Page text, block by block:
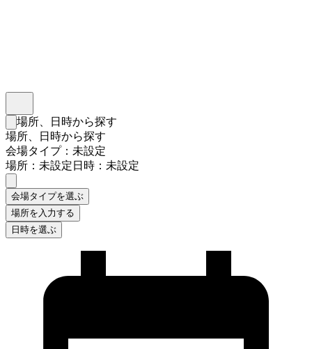
検索フォームを閉じる
場所、日時から探す
場所、日時から探す
会場タイプ：未設定
場所：未設定日時：未設定
会場タイプを選ぶ
場所を入力する
日時を選ぶ